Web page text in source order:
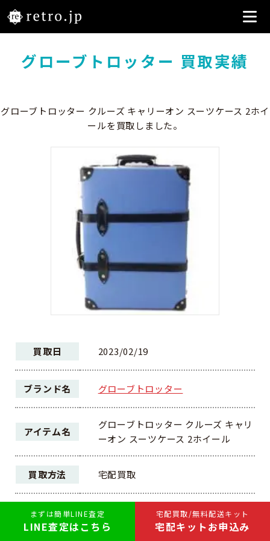
宅配買取/無料配送キット
宅配キットお申込み
まずは簡単LINE査定
LINE査定はこちら
グローブトロッター 買取実績
グローブトロッター クルーズ キャリーオン スーツケース 2ホイ
ールを買取しました。
買取日 2023/02/19
ブランド名 グローブトロッター
アイテム名
グローブトロッター クルーズ キャリ
ーオン スーツケース 2ホイール
買取方法 宅配買取
ランク AB